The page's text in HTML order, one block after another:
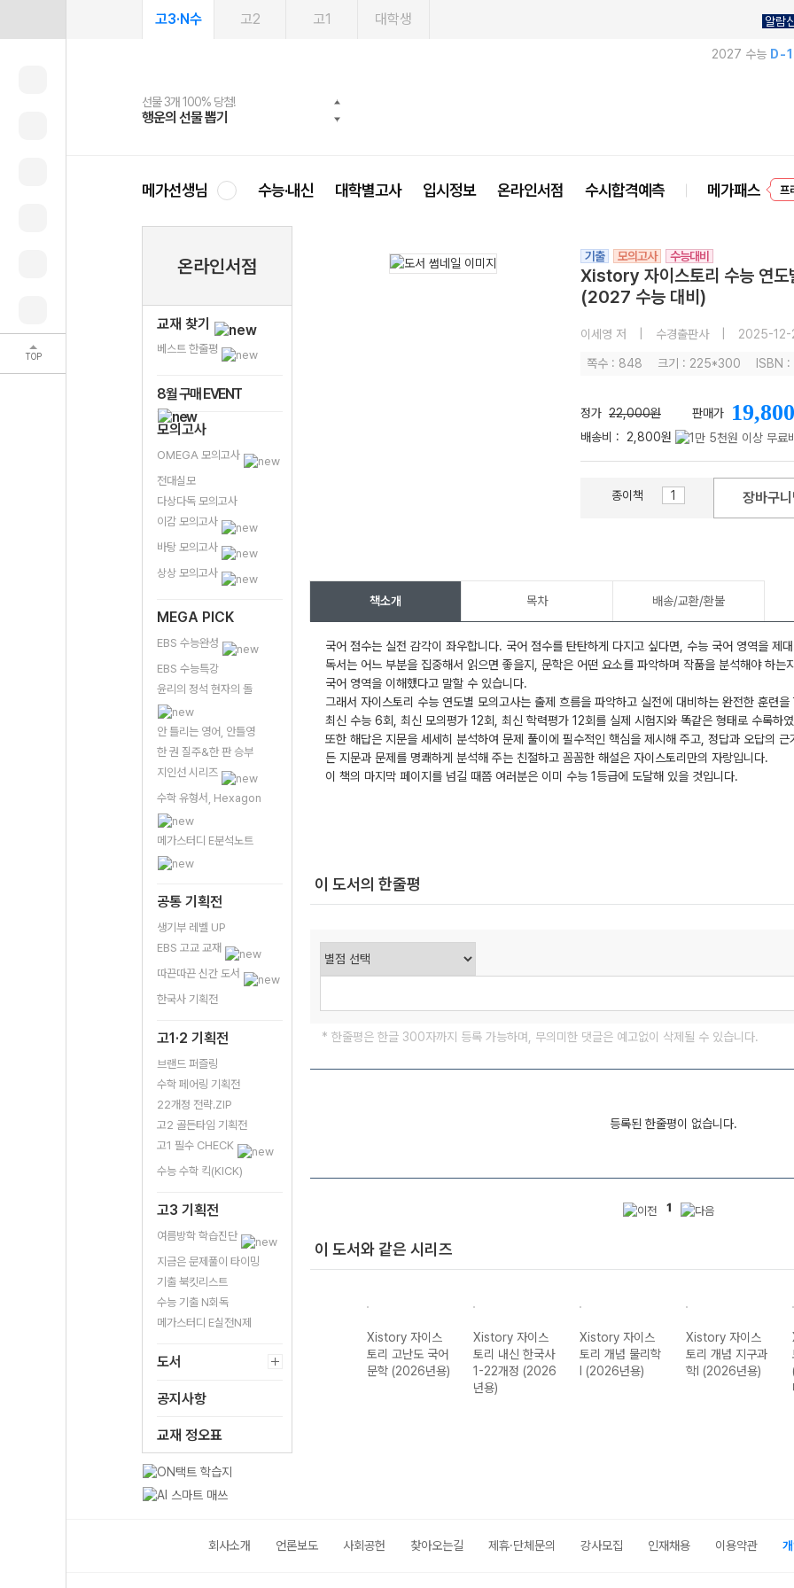
TOP
고3·N수 고2 고1 대학생 알람
2027 수능 D-
선물 3개 100% 당첨!
행운의 선물 뽑기
선물 100% 증정!
메가스터디 X 올리브
여름방학 스터디 캐시백
메가런 썸머스쿨
2027 러셀 단과
강사 공개선발
스마트러닝앱
설문 EVENT
메가패스
3일 무료 체험권
메가패스 수강생 무료혜택!
메가클럽 멤버십
사회공헌 캠페인
희망이룸 메가나눔
메가선생님 수능·내신 대학별고사 입시정보 온라인서점 수시합격예측 메가패스
프
온라인서점
교재 찾기
베스트 한줄평
8월 구매 EVENT
모의고사
OMEGA 모의고사
전대실모
다상다독 모의고사
이감 모의고사
바탕 모의고사
상상 모의고사
MEGA PICK
EBS 수능완성
EBS 수능특강
윤리의 정석 현자의 돌
안 틀리는 영어, 안틀영
한 권 질주&한 판 승부
지인선 시리즈
수학 유형서, Hexagon
메가스터디 E분석노트
공통 기획전
생기부 레벨 UP
EBS 고교 교재
따끈따끈 신간 도서
한국사 기획전
고1·2 기획전
브랜드 퍼즐링
수학 페어링 기획전
22개정 전략.ZIP
고2 골든타임 기획전
고1 필수 CHECK
수능 수학 킥(KICK)
고3 기획전
여름방학 학습진단
지금은 문제풀이 타이밍
기출 북킷리스트
수능 기출 N회독
메가스터디 E실전N제
도서
공지사항
교재 정오표
기출 모의고사 수능대비
Xistory 자이스토리 수능 연도
(2027 수능 대비)
이세영 저 수경출판사 2025-12-
쪽수 : 848 크기 : 225*300 ISBN
정가 22,000원 판매가 19,800
배송비 : 2,800원
종이책 장바구니
책소개 목차 배송/교환/환불
국어 점수는 실전 감각이 좌우합니다. 국어 점수를 탄탄하게 다지고 싶다면, 수능 국어 영역을 제
독서는 어느 부분을 집중해서 읽으면 좋을지, 문학은 어떤 요소를 파악하며 작품을 분석해야 하
국어 영역을 이해했다고 말할 수 있습니다.
그래서 자이스토리 수능 연도별 모의고사는 출제 흐름을 파악하고 실전에 대비하는 완전한 훈련
최신 수능 6회, 최신 모의평가 12회, 최신 학력평가 12회를 실제 시험지와 똑같은 형태로 수록하
또한 해답은 지문을 세세히 분석하여 문제 풀이에 필수적인 핵심을 제시해 주고, 정답과 오답의
든 지문과 문제를 명쾌하게 분석해 주는 친절하고 꼼꼼한 해설은 자이스토리만의 자랑입니다.
이 책의 마지막 페이지를 넘길 때쯤 여러분은 이미 수능 1등급에 도달해 있을 것입니다.
이 도서의 한줄평
* 한줄평은 한글 300자까지 등록 가능하며, 무의미한 댓글은 예고없이 삭제될 수 있습니다.
등록된 한줄평이 없습니다.
1
이 도서와 같은 시리즈
토리 고난도 영어
독해 (2026년용)
Xistory 자이스
토리 고난도 국어
문학 (2026년용)
Xistory 자이스
토리 내신 한국사
1-22개정 (2026
년용)
Xistory 자이스
토리 개념 물리학
I (2026년용)
Xistory 자이스
토리 개념 지구과
학I (2026년용)
회사소개 언론보도 사회공헌 찾아오는길 제휴·단체문의 강사모집 인재채용 이용약관